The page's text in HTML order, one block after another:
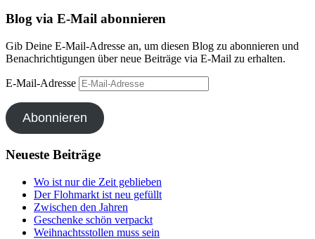
Blog via E-Mail abonnieren
Gib Deine E-Mail-Adresse an, um diesen Blog zu abonnieren und
Benachrichtigungen über neue Beiträge via E-Mail zu erhalten.
E-Mail-Adresse
Abonnieren
Neueste Beiträge
Wo ist nur die Zeit geblieben
Der Flohmarkt ist neu gefüllt
Zwischen den Jahren
Geschenke schön verpackt
Weihnachtsstollen muss sein